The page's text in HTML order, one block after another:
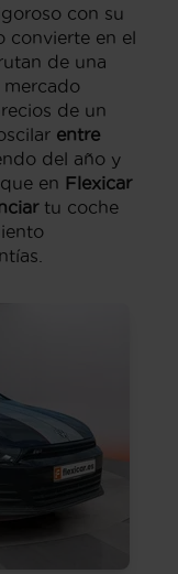
con su
convierte en el
de una
mercado
de un
entre
del año y
en Flexicar
tu coche